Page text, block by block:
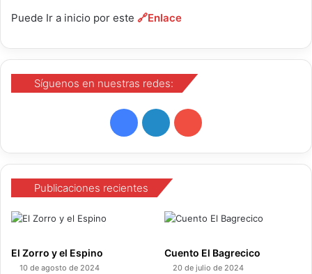
Puede Ir a inicio por este 🔗Enlace
Síguenos en nuestras redes:
F
a
c
L
i
n
d
Y
o
b
Publicaciones recientes
El Zorro y el Espino
10 de agosto de 2024
Cuento El Bagrecico
20 de julio de 2024